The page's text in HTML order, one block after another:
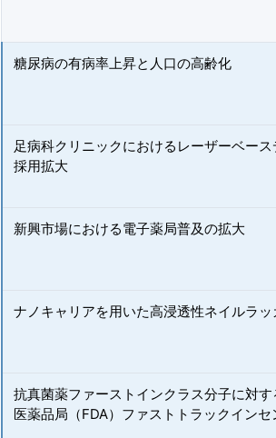
糖尿病の有病率上昇と人口の高齢化
足病科クリニックにおけるレーザーベー
採用拡大
新興市場における電子薬局普及の拡大
ナノキャリアを用いた高浸透性ネイルラッ
抗真菌薬ファーストインクラス分子に対す
医薬品局（FDA）ファストトラックインセ